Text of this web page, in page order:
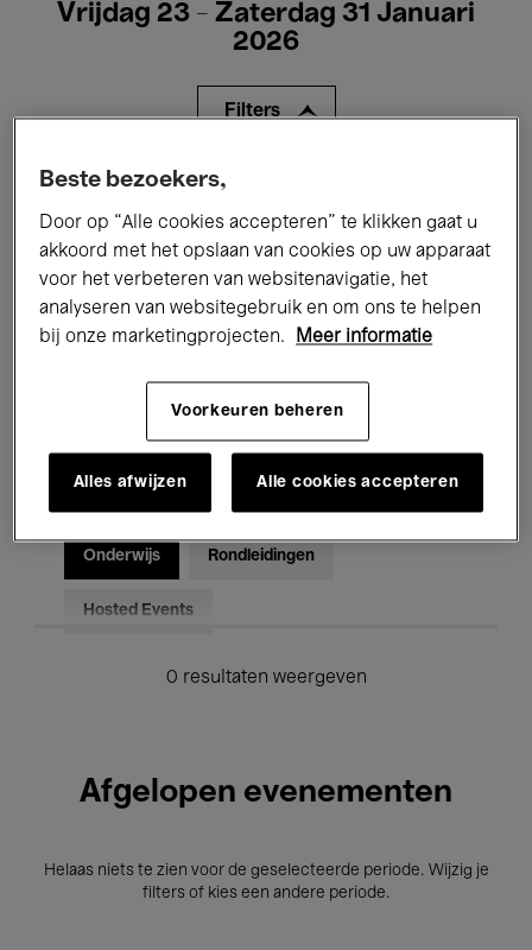
Vrijdag 23 - Zaterdag 31 Januari
2026
Filters
Alle evenementen
Tentoonstellingen Films
Lezingen & Debatten
Elektronische Muziek
Onderwijs Rondleidingen
Hosted Events
0 resultaten weergeven
Afgelopen evenementen
Helaas niets te zien voor de geselecteerde periode. Wijzig je
filters of kies een andere periode.
Beste bezoekers,
Door op “Alle cookies accepteren” te klikken gaat u
akkoord met het opslaan van cookies op uw apparaat
voor het verbeteren van websitenavigatie, het
analyseren van websitegebruik en om ons te helpen
bij onze marketingprojecten.
Meer informatie
Voorkeuren beheren
Alles afwijzen Alle cookies accepteren